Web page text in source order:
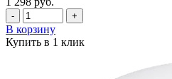
- +
В корзину
Купить в 1 клик